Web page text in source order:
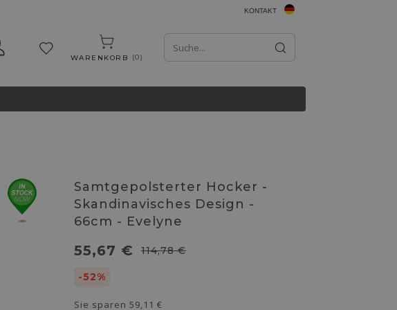
KONTAKT
WARENKORB 0
Samtgepolsterter Hocker -
Skandinavisches Design -
66cm - Evelyne
55,67 € 114,78 €
-52%
Sie sparen 59,11 €